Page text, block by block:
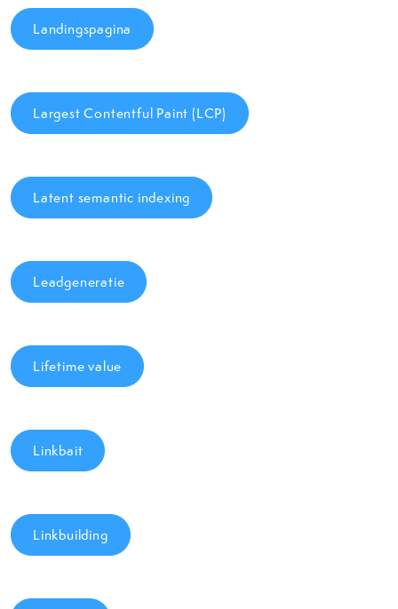
Landingspagina
Largest Contentful Paint (LCP)
Latent semantic indexing
Leadgeneratie
Lifetime value
Linkbait
Linkbuilding